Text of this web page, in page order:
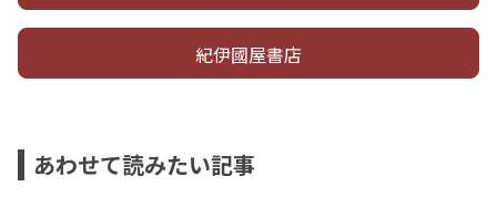
紀伊國屋書店
あわせて読みたい記事